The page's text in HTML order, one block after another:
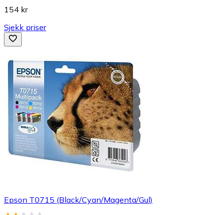
154 kr
Sjekk priser
Epson T0715 (Black/Cyan/Magenta/Gul)